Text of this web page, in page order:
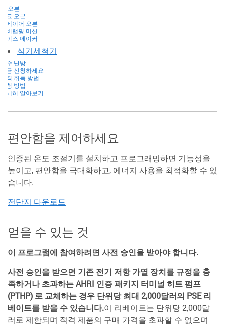
랙 오븐
데크 오븐
컨베이어 오븐
오버랩핑 머신
아이스 메이커
식기세척기
온수 난방
지금 신청하세요
자격 취득 방법
신청 방법
자세히 알아보기
편안함을 제어하세요
인증된 온도 조절기를 설치하고 프로그래밍하면 기능성을
높이고, 편안함을 극대화하고, 에너지 사용을 최적화할 수 있
습니다.
전단지 다운로드
얻을 수 있는 것
이 프로그램에 참여하려면 사전 승인을 받아야 합니다.
사전 승인을 받으면 기존 전기 저항 가열 장치를 규정을 충
족하거나 초과하는 AHRI 인증 패키지 터미널 히트 펌프
(PTHP) 로 교체하는 경우 단위당 최대 2,000달러의 PSE 리
베이트를 받을 수 있습니다.이 리베이트는 단위당 2,000달
러로 제한되며 적격 제품의 구매 가격을 초과할 수 없으며